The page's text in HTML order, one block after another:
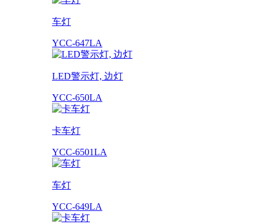
车灯
YCC-647LA
LED警示灯, 边灯
YCC-650LA
卡车灯
YCC-6501LA
车灯
YCC-649LA